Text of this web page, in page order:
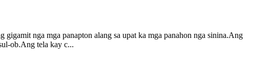
gigamit nga mga panapton alang sa upat ka mga panahon nga sinina.Ang
ob.Ang tela kay c...